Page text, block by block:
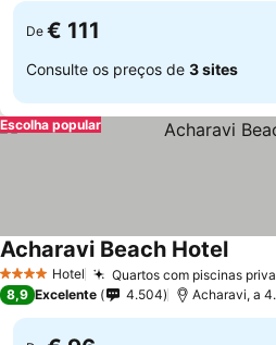
De € 111
Consulte os preços de 3 sites
Escolha popular
4 EstrelasHotel Quartos com piscinas
Acharavi Beach HotelVer
8,9 Excelente 4.504 Acharavi, a